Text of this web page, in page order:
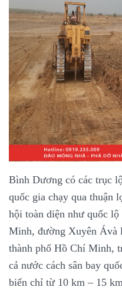
Bình Dương có các trục
quốc gia chạy qua thuận
hội toàn diện như quốc
Minh, đường Xuyên Ávà
thành phố Hồ Chí Minh,
cả nước cách sân bay
biển chỉ từ 10 km – 15